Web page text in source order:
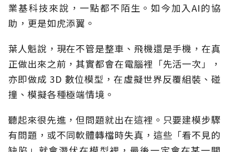
業基科技來說，一點都不陌生。如今加入AI的協
助，更是如虎添翼。
葉人魁說，現在不管是整車、飛機還是手機，在真
正做出來之前，其實都會在電腦裡「先活一次」，
亦即做成 3D 數位模型，在虛擬世界反覆組裝、碰
撞、模擬各種極端情境。
聽起來很先進，但問題就出在這裡。只要建模步驟
有問題，或不同軟體轉檔時失真，這些「看不見的